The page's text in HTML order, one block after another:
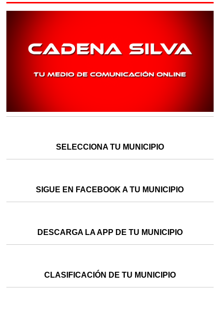
SELECCIONA TU MUNICIPIO
SIGUE EN FACEBOOK A TU MUNICIPIO
DESCARGA LA APP DE TU MUNICIPIO
CLASIFICACIÓN DE TU MUNICIPIO